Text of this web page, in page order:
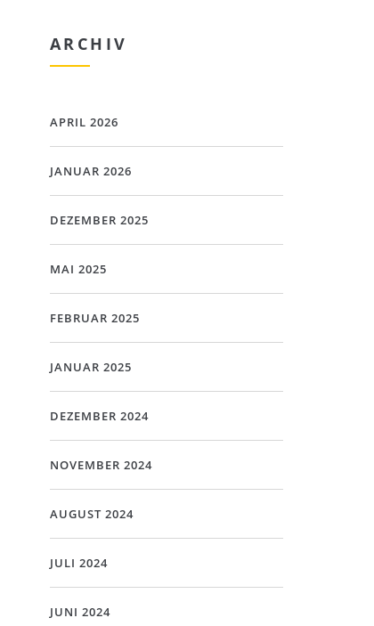
ARCHIV
APRIL 2026
JANUAR 2026
DEZEMBER 2025
MAI 2025
FEBRUAR 2025
JANUAR 2025
DEZEMBER 2024
NOVEMBER 2024
AUGUST 2024
JULI 2024
JUNI 2024